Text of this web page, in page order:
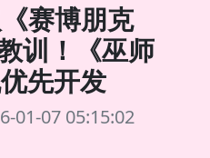
赛博朋克
训！《巫师
先开发
01-07 05:15:02